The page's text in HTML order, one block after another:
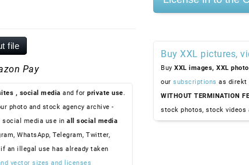
file
Pay
, social media and for private use.
photo and stock agency archive -
media use in all social media
WhatsApp, Telegram, Twitter,
an illegal use has already taken
vector sizes and licenses
Buy XXL pictures,
Buy XXL images, XXL
our subscriptions as direkt
WITHOUT TERMINATION
stock photos, stock